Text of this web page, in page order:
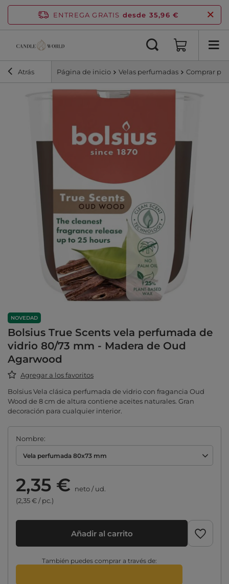
ENTREGA GRATIS desde 35,96 €
Atrás Página de inicio Velas perfumadas Comprar por
NOVEDAD
Bolsius True Scents vela perfumada de
vidrio 80/73 mm - Madera de Oud
Agarwood
Agregar a los favoritos
Bolsius Vela clásica perfumada de vidrio con fragancia Oud
Wood de 8 cm de altura contiene aceites naturales. Gran
decoración para cualquier interior.
Nombre
Vela perfumada 80x73 mm
2,35 € neto/ud.
(2,35 € / pc.)
Añadir al carrito
También puedes comprar a través de: